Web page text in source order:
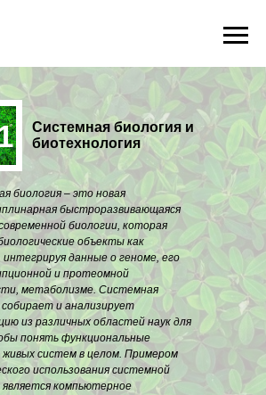
биология – это новая
быстроразвивающаяся
биологии, которая
объекты как
данные о геноме, его
и протеомной
метаболизме. Системная
собирает и анализирует
из различных областей наук для
понять функциональные
живых систем в целом. Примером
использования системной
является компьютерное
Системная биология и
биотехнология